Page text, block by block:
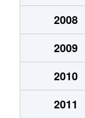
2008
2009
2010
2011